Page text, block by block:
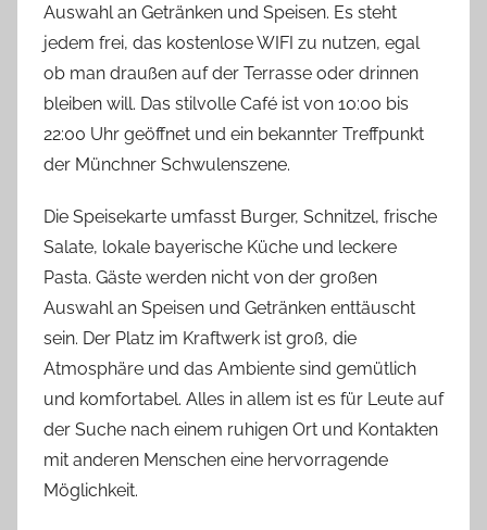
Auswahl an Getränken und Speisen. Es steht
jedem frei, das kostenlose WIFI zu nutzen, egal
ob man draußen auf der Terrasse oder drinnen
bleiben will. Das stilvolle Café ist von 10:00 bis
22:00 Uhr geöffnet und ein bekannter Treffpunkt
der Münchner Schwulenszene.
Die Speisekarte umfasst Burger, Schnitzel, frische
Salate, lokale bayerische Küche und leckere
Pasta. Gäste werden nicht von der großen
Auswahl an Speisen und Getränken enttäuscht
sein. Der Platz im Kraftwerk ist groß, die
Atmosphäre und das Ambiente sind gemütlich
und komfortabel. Alles in allem ist es für Leute auf
der Suche nach einem ruhigen Ort und Kontakten
mit anderen Menschen eine hervorragende
Möglichkeit.